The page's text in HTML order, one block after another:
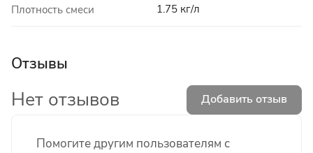
Плотность смеси 1.75 кг/л
Отзывы
Помогите другим пользователям с
Нет отзывов Добавить отзыв